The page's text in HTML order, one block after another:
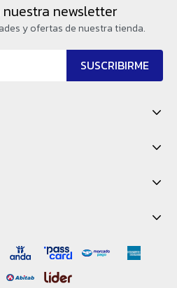
newsletter
y ofertas de nuestra tienda.
SUSCRIBIRME